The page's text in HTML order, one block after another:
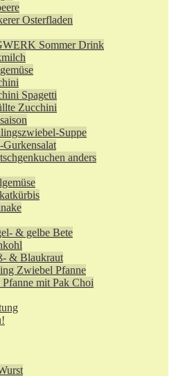
Osterfladen
Sommer Drink
Spagetti
Zucchini
Suppe
Gurkensalat
anders
& gelbe Bete
& Blaukraut
Zwiebel Pfanne
Pfanne mit Pak Choi